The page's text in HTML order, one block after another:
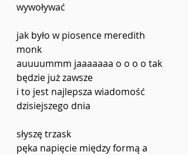
wywoływać
jak było w piosence meredith
monk
auuuummm jaaaaaaa o o o o tak
będzie już zawsze
i to jest najlepsza wiadomość
dzisiejszego dnia
słyszę trzask
pęka napięcie między formą a